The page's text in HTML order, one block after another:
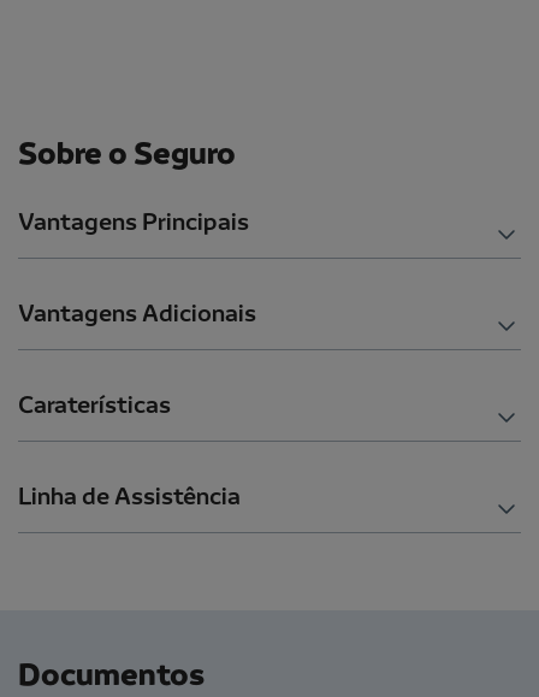
Sobre o Seguro
Vantagens Principais
Vantagens Adicionais
Caraterísticas
Linha de Assistência
Documentos